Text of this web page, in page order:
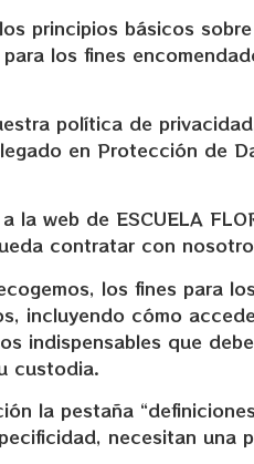
principios básicos
los fines
política de
en Protección de
la web de ESCUELA
contratar con
los fines para
incluyendo cómo
indispensables que
custodia.
la pestaña
necesitan una